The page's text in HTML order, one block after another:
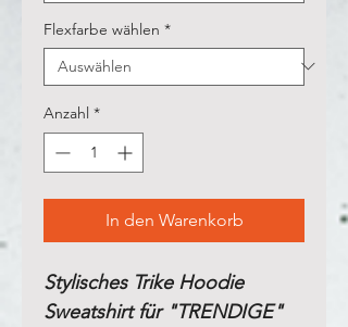
Flexfarbe wählen *
Anzahl *
In den Warenkorb
Stylisches Trike Hoodie
Sweatshirt für "TRENDIGE"